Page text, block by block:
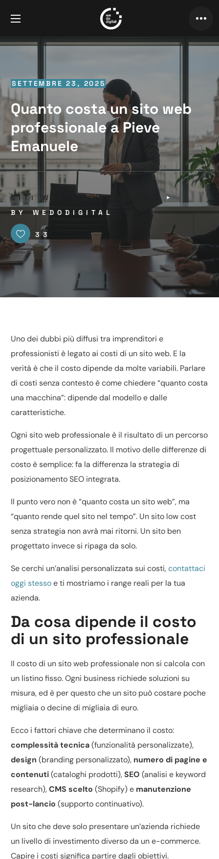
SETTEMBRE 23, 2025
Quanto costa un sito web
professionale a Pieve
Emanuele
SITI WEB & E-COMMERCE
BY WEDODIGITAL
33
Uno dei dubbi più diffusi tra imprenditori e
professionisti è legato ai costi di un sito web. E la
verità è che il costo dipende da molte variabili. Parlare
di costi senza contesto è come chiedere “quanto costa
una macchina”: dipende dal modello e dalle
caratteristiche.
Ogni sito web professionale è il risultato di un percorso
progettuale personalizzato. Il motivo delle differenze di
costo è semplice: fa la differenza la strategia di
posizionamento SEO integrata.
Il punto vero non è “quanto costa un sito web”, ma
“quanto rende quel sito nel tempo”. Un sito low cost
senza strategia non avrà mai ritorni. Un sito ben
progettato invece si ripaga da solo.
Se cerchi un’analisi personalizzata sui costi,contattaci
oggi stessoe ti mostriamo i range reali per la tua
azienda.
Da cosa dipende il costo
di un sito professionale
Il costo di un sito web professionale non si calcola con
un listino fisso. Ogni business richiede soluzioni su
misura, ed è per questo che un sito può costare poche
migliaia o decine di migliaia di euro.
Ecco i fattori chiave che determinano il costo:
complessità tecnica(funzionalità personalizzate),
design (branding personalizzato), numero di pagine e
contenuti(cataloghi prodotti),SEO (analisi e keyword
research),CMS scelto (Shopify) e manutenzione
post-lancio (supporto continuativo).
Un sito che deve solo presentare un’azienda richiede
un livello di investimento diverso da un e-commerce.
Capire i costi significa partire dagli obiettivi.